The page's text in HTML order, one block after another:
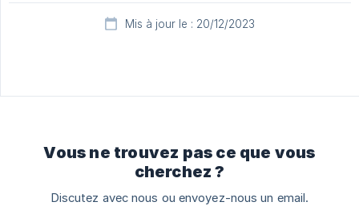
Mis à jour le : 20/12/2023
Vous ne trouvez pas ce que vous
cherchez ?
Discutez avec nous ou envoyez-nous un email.